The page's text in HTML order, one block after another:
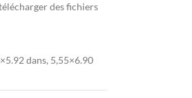
des fichiers
dans, 5,55×6.90